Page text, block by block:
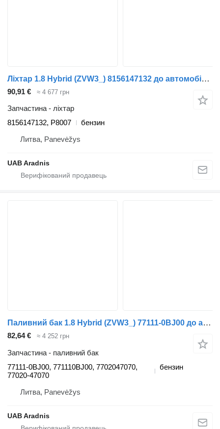
Ліхтар 1.8 Hybrid (ZVW3_) 8156147132 до автомобіля Toyota PRIUS (_W3_)
90,91 € ≈ 4 677 грн
Запчастина - ліхтар
8156147132, P8007
бензин
Литва, Panevėžys
UAB Aradnis
Паливний бак 1.8 Hybrid (ZVW3_) 77111-0BJ00 до автомобіля Toyota PRIUS (_W3_)
82,64 € ≈ 4 252 грн
Запчастина - паливний бак
77111-0BJ00, 771110BJ00, 7702047070,
77020-47070
бензин
Литва, Panevėžys
UAB Aradnis